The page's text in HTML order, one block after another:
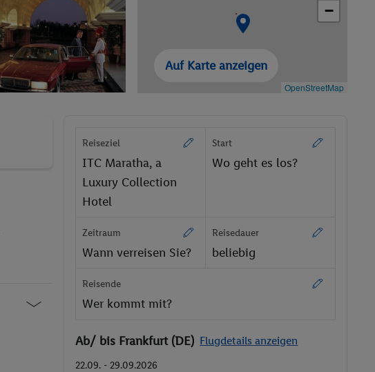
−
OpenStreetMap
Auf Karte anzeigen
Reiseziel
ITC Maratha, a
Luxury Collection
Hotel
Start
Wo geht es los?
Zeitraum
Wann verreisen Sie?
Reisedauer
beliebig
Reisende
Wer kommt mit?
Ab/ bis Frankfurt (DE) Flugdetails anzeigen
22.09. - 29.09.2026